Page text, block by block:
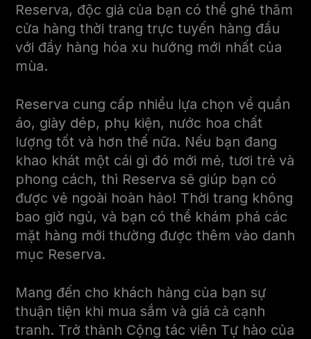
Reserva, độc giả của bạn có thể ghé thăm
cửa hàng thời trang trực tuyến hàng đầu
với đầy hàng hóa xu hướng mới nhất của
mùa.
Reserva cung cấp nhiều lựa chọn về quần
áo, giày dép, phụ kiện, nước hoa chất
lượng tốt và hơn thế nữa. Nếu bạn đang
khao khát một cái gì đó mới mẻ, tươi trẻ và
phong cách, thì Reserva sẽ giúp bạn có
được vẻ ngoài hoàn hảo! Thời trang không
bao giờ ngủ, và bạn có thể khám phá các
mặt hàng mới thường được thêm vào danh
mục Reserva.
Mang đến cho khách hàng của bạn sự
thuận tiện khi mua sắm và giá cả cạnh
tranh. Trở thành Cộng tác viên Tự hào của